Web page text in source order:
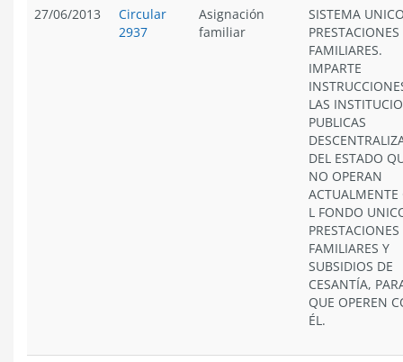
27/06/2013
Circular
2937
Asignación
familiar
SISTEMA
PRESTACIONES
FAMILIARES.
IMPARTE
LAS
PUBLICAS
DEL ESTADO
NO OPERAN
ACTUALMENTE
L FONDO
PRESTACIONES
FAMILIARES Y
SUBSIDIOS DE
CESANTÍA,
QUE OPEREN
ÉL.